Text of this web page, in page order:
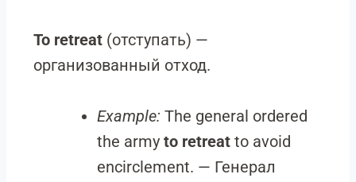
To retreat (отступать) —
организованный отход.
Example: The general ordered
the army to retreat to avoid
encirclement. — Генерал